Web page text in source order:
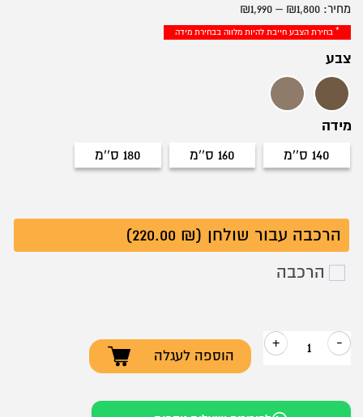
מחיר: ₪1,800
–
₪1,990
מחירים:
* בחירת הצבע חייבת להיות מלווה בבחירת מידה
צבע
אגוז DERBY אלון ROYAL TEAK
מידה
140 ס''מ 140 ס''מ 160 ס''מ 160 ס''מ 180 ס''מ 180 ס''מ
הרכבה עבור שולחן (₪ 220.00)
הרכבה
-
כמות
+
הוספה לעגלה